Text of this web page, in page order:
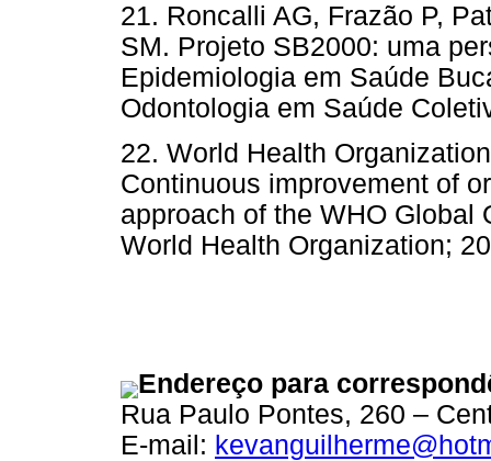
21. Roncalli AG, Frazão P,
SM. Projeto SB2000: uma
Epidemiologia em Saúde
Odontologia em Saúde
22. World Health
Continuous improvement of
approach of the WHO Global
World Health Organization;
Endereço para
Rua Paulo Pontes, 260 –
E-mail: